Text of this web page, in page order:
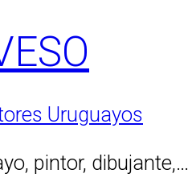
Uruguayos
pintor, dibujante,…